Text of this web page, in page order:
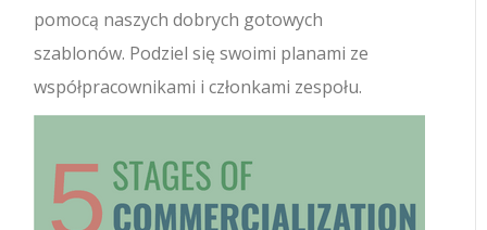
pomocą naszych dobrych gotowych
szablonów. Podziel się swoimi planami ze
współpracownikami i członkami zespołu.